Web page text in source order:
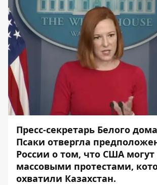
Пресс-секретарь Белого
Псаки отвергла
России о том, что США могут
массовыми протестами,
охватили Казахстан.